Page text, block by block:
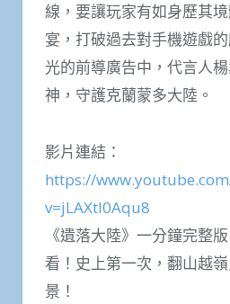
線，要讓玩家有如身歷其
宴，打破過去對手機遊戲
光的前導廣告中，代言人
神，守護克蘭蒙多大陸。
影片連結：
https://
v=jLAXtl0Aqu8
《遺落大陸》一分鐘完整
看！史上第一次，翻山越
景！